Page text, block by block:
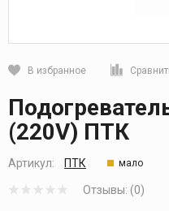
В избранное
Кликните, чтобы
(220V) ПТК
Артикул: ПТК мало
Отзывы: (0)